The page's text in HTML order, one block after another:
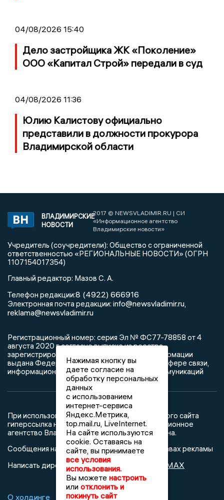
04/08/2026 15:40
Дело застройщика ЖК «Поколение»
ООО «Капитал Строй» передали в суд
04/08/2026 11:36
Юлию Калистову официально
представили в должности прокурора
Владимирской области
ВЛАДИМИРСКИЕ
НОВОСТИ
2017 © NEWSVLADIMIR.RU | СИ
«Информационное агентство
Владимирские новости»
Учредитель (соучредители): Общество с ограниченной
ответственностью «РЕГИОНАЛЬНЫЕ НОВОСТИ» (ОГРН
1107154017354)
Главный редактор: Мазов С. А.
Телефон редакции:8 (4922) 666916
Электронная почта редакции: info@newsvladimir.ru,
reklama@newsvladimir.ru
Регистрационный номер: серия Эл № ФС77-78858 от 4
августа 2020 г. согласно выписке из реестра
зарегистрированных средств массовой информации
выдана Федеральной службой по надзору в сфере связи,
информационных технологий и массовых коммуникаций
При использовании любого материала с данного сайта
гиперссылка на Сетевое издание «Информационное
агентство Владимирские новости» обязательна.
Сообщения на сером фоне размещены на правах рекламы
Написать директору в телеграм
MAX
О холдинге Вакансии Реклама
Нажимая кнопку вы
даете согласие на
обработку персональных
данных
с использованием
интернет-сервиса
Яндекс.Метрика,
top.mail.ru, LiveInternet.
На сайте используются
cookie. Оставаясь на
сайте, вы принимаете
все условия
использования.
Вы можете настроить
или отклонить и
покинуть сайт